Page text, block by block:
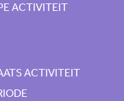
ACTIVITEIT
ACTIVITEIT